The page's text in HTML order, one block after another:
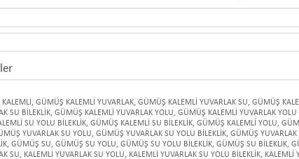
, GÜMÜŞ KALEMLİ YUVARLAK, GÜMÜŞ KALEMLİ YUVARLAK SU, GÜMÜŞ
SU BİLEKLİK, GÜMÜŞ KALEMLİ YUVARLAK YOLU, GÜMÜŞ KALEMLİ YUVARLAK YOLU
SU YOLU BİLEKLİK, GÜMÜŞ KALEMLİ SU BİLEKLİK, GÜMÜŞ KALEMLİ YOLU,
YUVARLAK SU YOLU, GÜMÜŞ YUVARLAK SU YOLU BİLEKLİK, GÜMÜŞ YUVARLAK
, GÜMÜŞ SU, GÜMÜŞ SU YOLU, GÜMÜŞ SU YOLU BİLEKLİK, GÜMÜŞ SU BİLEKLİK,
SU, KALEMLİ YUVARLAK SU YOLU, KALEMLİ YUVARLAK SU YOLU BİLEKLİK, KALEMLİ